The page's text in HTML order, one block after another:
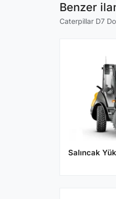
Benzer
Caterpillar D7
Salıncak